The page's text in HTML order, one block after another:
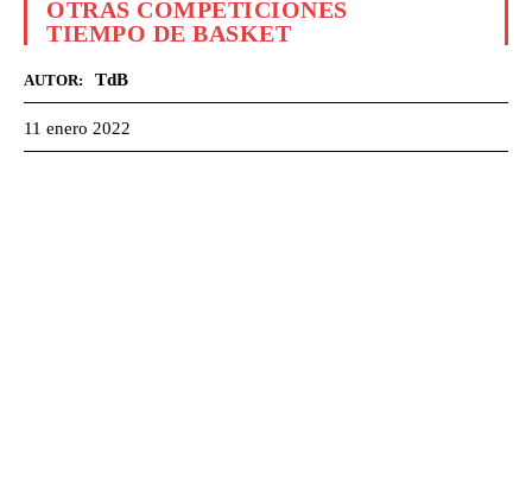
OTRAS COMPETICIONES
TIEMPO DE BASKET
AUTOR: TdB
11 enero 2022